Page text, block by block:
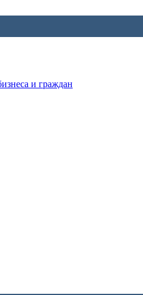
и граждан